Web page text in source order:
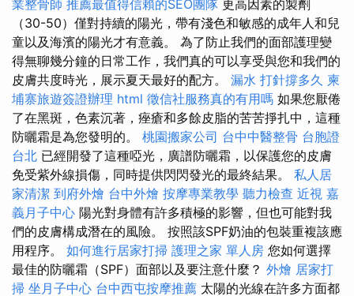
業整骨師 推薦最值得信賴的SEO團隊 更高因素的製劑
（30-50）僅對持續的陽光，帶有淺色和敏感的成年人和兒
童以及海濱的陽光才有意義。 為了防止我們的面部護理變
得無聊幾分鐘的日常工作，我們真的可以享受與您和我們的
皮膚共度時光，展示夏天最好的配方。 漏水 打針撐多久 柬
埔寨旅遊簽證辦理 html 徵信社服務真的有用嗎 如果您厭倦
了在黑斑，色素沉著，痤瘡和多餘皮脂的苦苦掙扎中，這種
防曬霜是為您發明的。 桃園搬家公司 台中中醫整骨 台胞證
台北 已經開發了這種啞光，廣譜防曬霜，以保護您的皮膚
免受紫外線損傷，同時提供閃閃發光的最終結果。 私人居
家清潔 到府外燴 台中外燴 按摩專業教學 聽力檢查 近視 嘉
義月子中心 陽光對身體有許多積極的影響，但也可能對我
們的皮膚構成潛在的風險。 按照該SPF奶油的包裝重複該應
用程序。 如何進行居家打掃 護理之家 單人房 您如何選擇
最佳的防曬霜（SPF）面部以及要注意什麼？ 外燴 居家打
掃 坐月子中心 台中西屯按摩推薦 太陽的光線在許多方面都